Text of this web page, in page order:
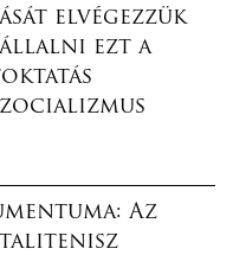
elvégezzük
ezt a
Az